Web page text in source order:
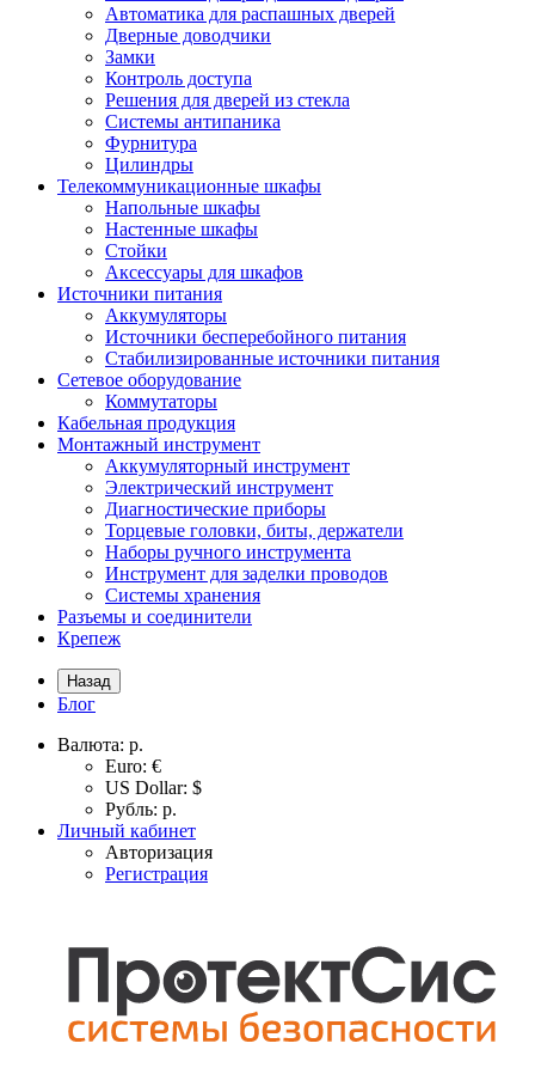
Автоматика для распашных дверей
Дверные доводчики
Замки
Контроль доступа
Решения для дверей из стекла
Системы антипаника
Фурнитура
Цилиндры
Телекоммуникационные шкафы
Напольные шкафы
Настенные шкафы
Стойки
Аксессуары для шкафов
Источники питания
Аккумуляторы
Источники бесперебойного питания
Стабилизированные источники питания
Сетевое оборудование
Коммутаторы
Кабельная продукция
Монтажный инструмент
Аккумуляторный инструмент
Электрический инструмент
Диагностические приборы
Торцевые головки, биты, держатели
Наборы ручного инструмента
Инструмент для заделки проводов
Системы хранения
Разъемы и соединители
Крепеж
Назад
Блог
Валюта: р.
Euro: €
US Dollar: $
Рубль: р.
Личный кабинет
Авторизация
Регистрация